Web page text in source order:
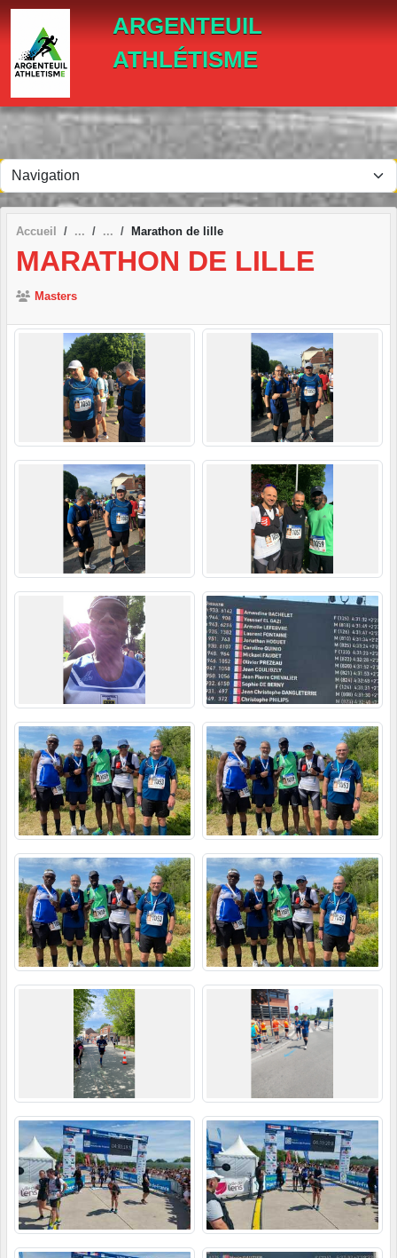
ARGENTEUIL
ATHLÉTISME
Accueil Marathon de lille
MARATHON DE LILLE
Masters
Panneau de gestion des cookies